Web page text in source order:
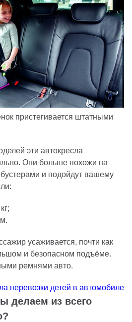
пристегивается штатными
эти автокресла
Они больше похожи на
и подойдут вашему
усаживается, почти как
и безопасном подъёме.
ремнями авто.
перевозки детей в автомобиле
делаем из всего